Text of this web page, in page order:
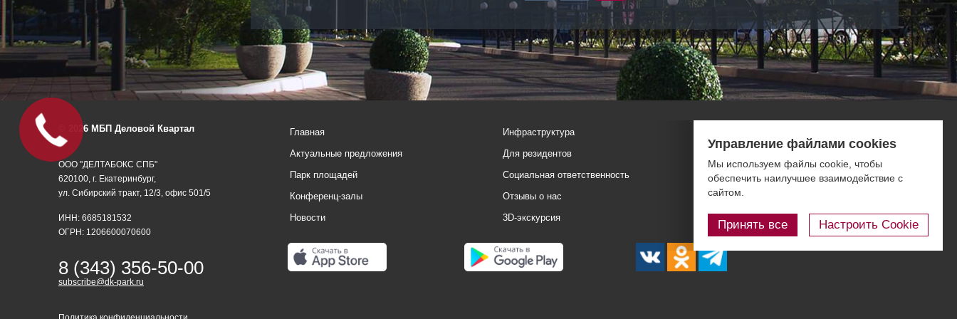
© 2026 МБП Деловой Квартал
ООО "ДЕЛТАБОКС СПБ"
620100, г. Екатеринбург,
ул. Сибирский тракт, 12/3, офис 501/5
ИНН: 6685181532
ОГРН: 1206600070600
8 (343) 356-50-00
subscribe@dk-park.ru
Главная
Актуальные предложения
Парк площадей
Конференц-залы
Новости
Инфраструктура
Для резидентов
Социальная ответственность
Отзывы о нас
3D-экскурсия
Правовая информация
Контакты
Блог
Управление файлами cookies
Мы используем файлы cookie, чтобы
обеспечить наилучшее взаимодействие с
сайтом.
Принять все Настроить Cookie
Офис под
Ваш
бюджет